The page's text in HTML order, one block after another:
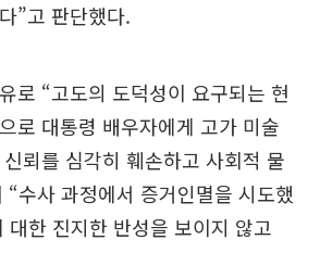
”고 판단했다.
로 “고도의 도덕성이 요구되는 현
로 대통령 배우자에게 고가 미술
뢰를 심각히 훼손하고 사회적 물
“수사 과정에서 증거인멸을 시도했
대한 진지한 반성을 보이지 않고